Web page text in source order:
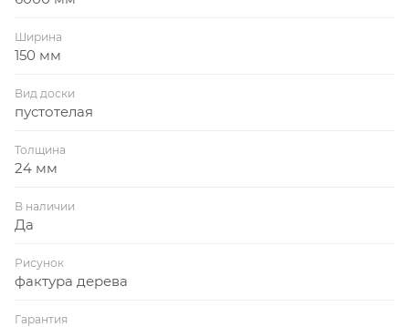
Ширина
150 мм
Вид доски
пустотелая
Толщина
24 мм
В наличии
Да
Рисунок
фактура дерева
Гарантия